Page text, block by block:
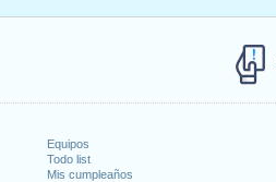
Equipos
Todo list
Mis cumpleaños